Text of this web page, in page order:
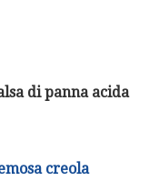
di panna acida
creola